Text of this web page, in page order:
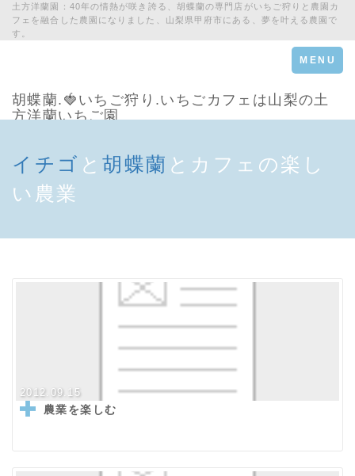
土方洋蘭園：40年の情熱が咲き誇る、胡蝶蘭の専門店がいちご狩りと農園カ
フェを融合した農園になりました、山梨県甲府市にある、夢を叶える農園で
す。
Toggle
navigation
MENU
胡蝶蘭.🍓いちご狩り.いちごカフェは山梨の土
方洋蘭いちご園
イチゴ と 胡蝶蘭 とカフェの楽し
い農業
2012.09.15
農業を楽しむ